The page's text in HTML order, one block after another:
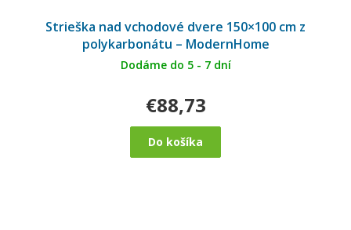
Strieška nad vchodové dvere 150×100 cm z
polykarbonátu – ModernHome
Dodáme do 5 - 7 dní
€88,73
Do košíka